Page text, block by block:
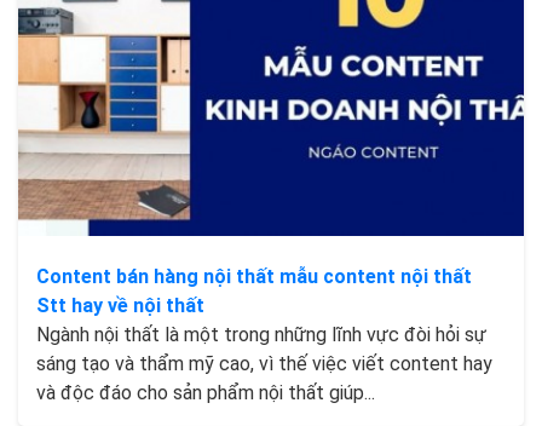
Content bán hàng nội thất mẫu content nội thất
Stt hay về nội thất
Ngành nội thất là một trong những lĩnh vực đòi hỏi sự
sáng tạo và thẩm mỹ cao, vì thế việc viết content hay
và độc đáo cho sản phẩm nội thất giúp...